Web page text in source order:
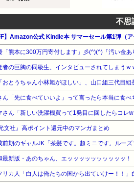
不思
】Amazon公式 Kindle本 サマーセール第1弾（
「熊本に300万円寄付します」彡(^)(^)「汚い金
者の巨胸の同級生、インタビューされてしまうｗ
おとうちゃん小林旭がほしい」、山口組三代目
ん「先に食べていいよ」って言ったら本当に食
さん「新しい洗濯機買って1発目に回したらコレ
文社』高ポイント還元中のマンガまとめ
前期のギャルJK「茶髪です。超ミニです。ルー
最新版・あのちゃん、エッッッッッッッッッッ！
リカ人「白人は俺たちの国から出ていけー！！